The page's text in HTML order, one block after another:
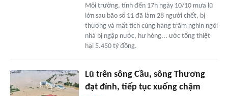
Môi trường, tính đến 17h ngày 10/10 mưa lũ
lớn sau bão số 11 đã làm 28 người chết, bị
thương và mất tích cùng hàng trăm nghìn ngôi
nhà bị ngập nước, hư hỏng... ước tổng thiệt
hại 5.450 tỷ đồng.
Lũ trên sông Cầu, sông Thương
đạt đỉnh, tiếp tục xuống chậm